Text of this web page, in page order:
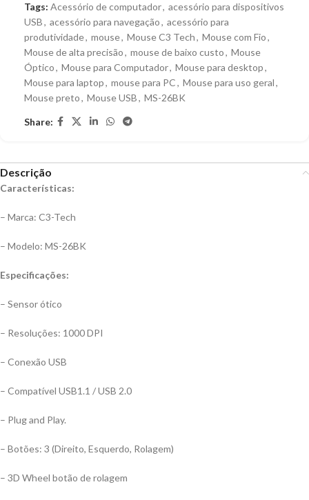
Tags: Acessório de computador, acessório para dispositivos
USB, acessório para navegação, acessório para
produtividade, mouse, Mouse C3 Tech, Mouse com Fio,
Mouse de alta precisão, mouse de baixo custo, Mouse
Óptico, Mouse para Computador, Mouse para desktop,
Mouse para laptop, mouse para PC, Mouse para uso geral,
Mouse preto, Mouse USB, MS-26BK
Share:
Descrição
Características:
– Marca: C3-Tech
– Modelo: MS-26BK
Especificações:
– Sensor ótico
– Resoluções: 1000 DPI
– Conexão USB
– Compatível USB1.1 / USB 2.0
– Plug and Play.
– Botões: 3 (Direito, Esquerdo, Rolagem)
– 3D Wheel botão de rolagem